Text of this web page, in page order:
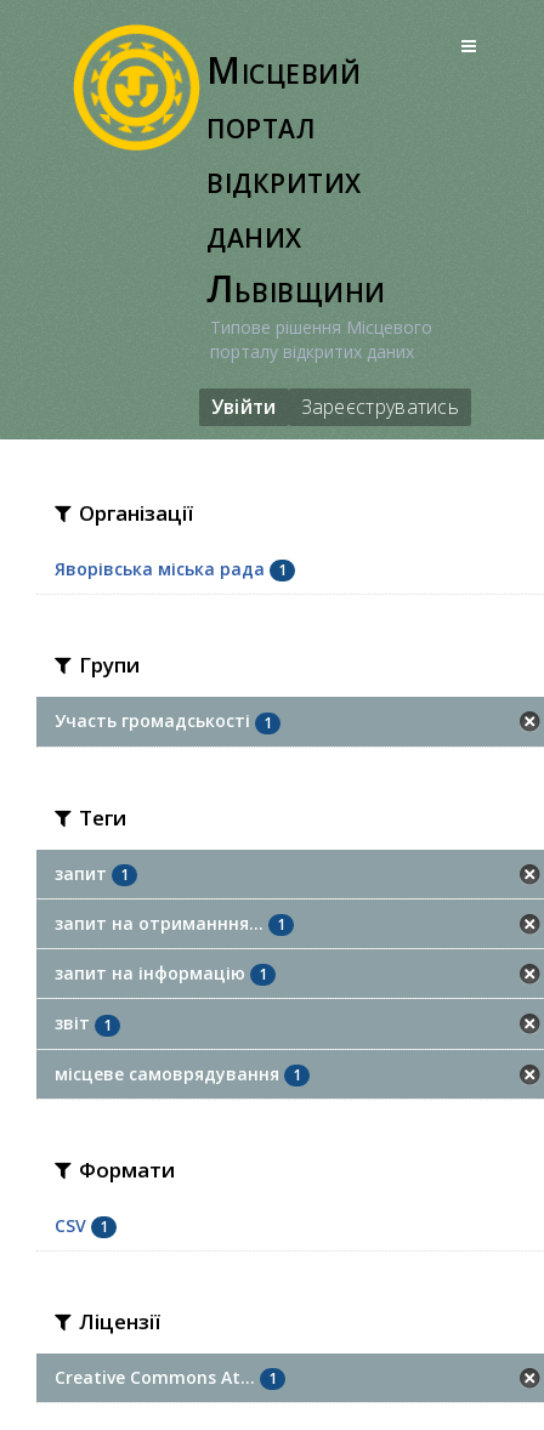
Місцевий
портал
відкритих
даних
Львівщини
Типове рішення Місцевого
порталу відкритих даних
Увійти Зареєструватись
Організації
Яворівська міська рада 1
Групи
Участь громадськості 1
Теги
запит 1
запит на отриманння... 1
запит на інформацію 1
звіт 1
місцеве самоврядування 1
Формати
CSV 1
Ліцензії
Creative Commons At... 1